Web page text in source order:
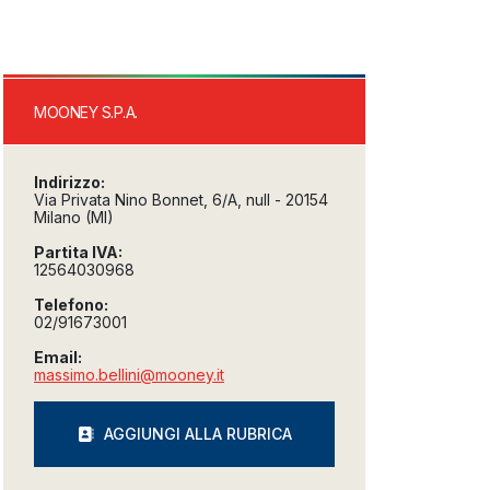
MOONEY S.P.A.
Indirizzo:
Via Privata Nino Bonnet, 6/A, null - 20154
Milano (MI)
Partita IVA:
12564030968
Telefono:
02/91673001
Email:
massimo.bellini@mooney.it
AGGIUNGI ALLA RUBRICA